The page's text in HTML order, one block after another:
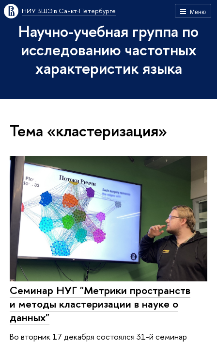
Меню
НИУ ВШЭ в Санкт-Петербурге
Научно-учебная группа по
исследованию частотных
характеристик языка
Тема «кластеризация»
Семинар НУГ "Метрики пространств
и методы кластеризации в науке о
данных"
Во вторник 17 декабря состоялся 31-й семинар